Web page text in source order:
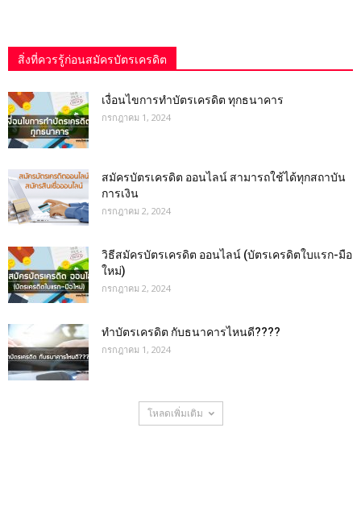
สิ่งที่ควรรู้ก่อนสมัครบัตรเครดิต
เงื่อนไขการทําบัตรเครดิต ทุกธนาคาร
กรกฎาคม 1, 2024
สมัครบัตรเครดิต ออนไลน์ สามารถใช้ได้ทุกสถาบัน
การเงิน
กรกฎาคม 2, 2024
วิธีสมัครบัตรเครดิต ออนไลน์ (บัตรเครดิตใบแรก-มือ
ใหม่)
กรกฎาคม 2, 2024
ทำบัตรเครดิต กับธนาคารไหนดี????
กรกฎาคม 1, 2024
โหลดเพิ่มเติม